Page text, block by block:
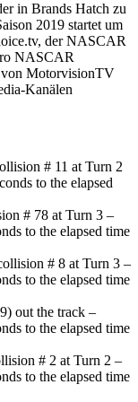
in Brands Hatch zu
2019 startet um
der NASCAR
NASCAR
von MotorvisionTV
Kanälen
# 11 at Turn 2
to the elapsed
# 78 at Turn 3 –
to the elapsed time
# 8 at Turn 3 –
to the elapsed time
out the track –
to the elapsed time
# 2 at Turn 2 –
to the elapsed time